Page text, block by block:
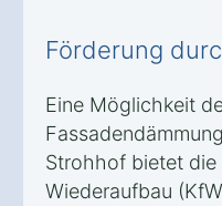
Förderung
Eine Möglichkeit
Strohhof bietet
Wiederaufbau